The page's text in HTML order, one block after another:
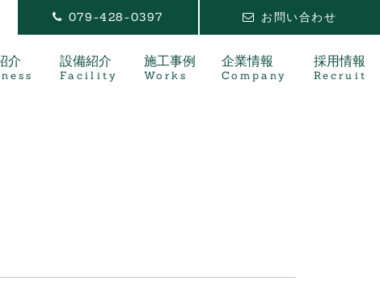
079-428-0397 お問い合わせ
介 設備紹介
Facility
施工事例
Works
企業情報
Company
採用情報
Recruit